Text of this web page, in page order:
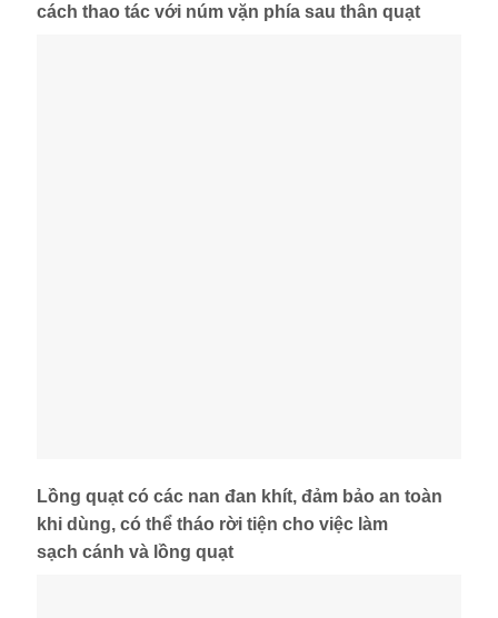
cách thao tác với núm vặn phía sau thân quạt
Lồng quạt có các nan đan khít, đảm bảo an toàn
khi dùng, có thể tháo rời tiện cho việc làm
sạch cánh và lồng quạt